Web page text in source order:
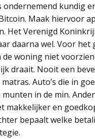
kundig
Maak hiervoor
Verenigd
daarna wel. Voor
woning niet
draait. Nooit een
Auto’s die in
in de min.
makkelijker en
bepaalt welke